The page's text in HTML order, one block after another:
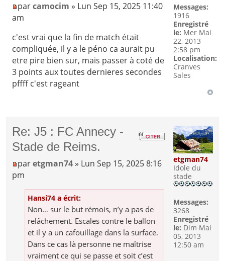
parcamocim » Lun Sep 15, 2025 11:40
am
c'est vrai que la fin de match était
compliquée, il y a le péno ca aurait pu
etre pire bien sur, mais passer à coté de
3 points aux toutes dernieres secondes
pffff c'est rageant
Messages:
1916
Enregistré
le: Mer Mai
22, 2013
2:58 pm
Localisation:
Cranves
Sales
Re: J5 : FC Annecy -
Stade de Reims.
paretgman74 » Lun Sep 15, 2025 8:16
pm
Hansi74 a écrit:
Non… sur le but rémois, n’y a pas de
relâchement. Escales contre le ballon
et il y a un cafouillage dans la surface.
Dans ce cas là personne ne maîtrise
vraiment ce qui se passe et soit c’est
etgman74
Idole du
stade
Messages:
3268
Enregistré
le: Dim Mai
05, 2013
12:50 am